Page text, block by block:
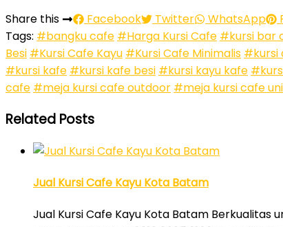
Share this
Facebook Twitter WhatsApp
Tags: #bangku cafe #Harga Kursi Cafe #kursi bar
Besi #Kursi Cafe Kayu #Kursi Cafe Minimalis #kursi
#kursi kafe #kursi kafe besi #kursi kayu kafe
cafe #meja kursi cafe outdoor #meja kursi cafe
Related Posts
Jual Kursi Cafe Kayu Kota Batam
Jual Kursi Cafe Kayu Kota Batam Berkualitas